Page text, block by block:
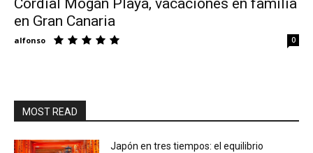
Cordial Mogán Playa, vacaciones en familia
en Gran Canaria
alfonso 0
MOST READ
Japón en tres tiempos: el equilibrio